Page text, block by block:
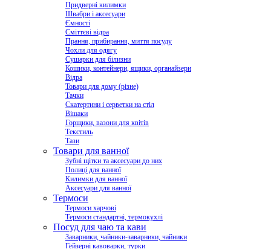
Придверні килимки
Швабри і аксесуари
Ємності
Сміттєві відра
Прання, прибирання, миття посуду
Чохли для одягу
Сушарки для білизни
Кошики, контейнери, ящики, органайзери
Відра
Товари для дому (різне)
Тачки
Скатертини і серветки на стіл
Вішаки
Горщики, вазони для квітів
Текстиль
Тази
Товари для ванної
Зубні щітки та аксесуари до них
Полиці для ванної
Килимки для ванної
Аксесуари для ванної
Термоси
Термоси харчові
Термоси стандартні, термокухлі
Посуд для чаю та кави
Заварники, чайники-заварники, чайники
Гейзерні кавоварки, турки